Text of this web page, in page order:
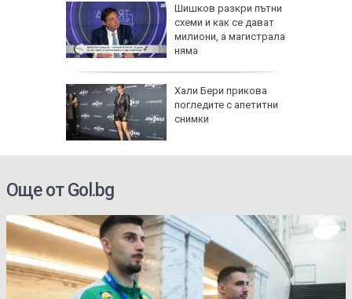
Шишков разкри пътни
схеми и как се дават
милиони, а магистрала
няма
Хали Бери прикова
погледите с апетитни
снимки
Още от Gol.bg